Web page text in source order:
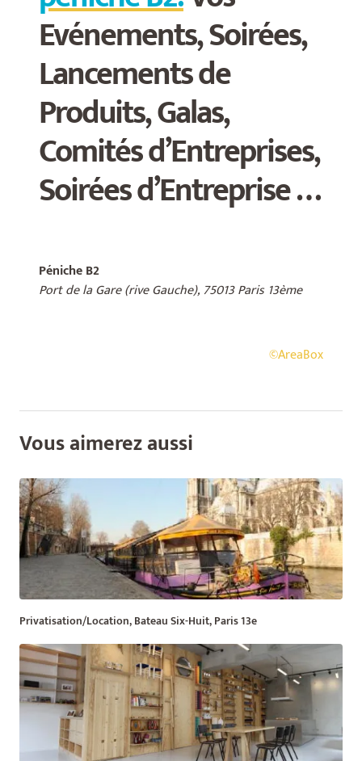
Evénements, Soirées,
Lancements de
Produits, Galas,
Comités d’Entreprises,
Soirées d’Entreprise …
Péniche B2
Port de la Gare (rive Gauche), 75013 Paris 13ème
©AreaBox
Vous aimerez aussi
Privatisation/Location, Bateau Six-Huit, Paris 13e